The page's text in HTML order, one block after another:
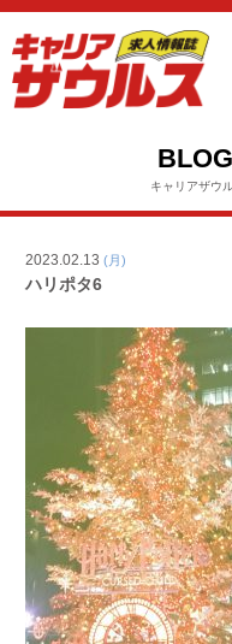
キャリアザウ
2023.02.13 (月)
ハリポタ6